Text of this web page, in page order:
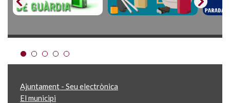
Ajuntament - Seu electrònica
El municipi